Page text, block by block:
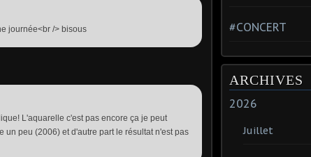
journée<br /> bisous
L'aquarelle c'est pas encore ça je peut
un peu (2006) et d'autre part le résultat n'est pas
#CONCERT
ARCHIVES
2026
Juillet